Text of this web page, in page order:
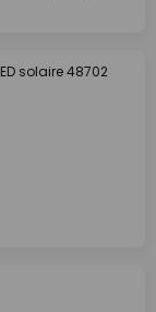
solaire 48702